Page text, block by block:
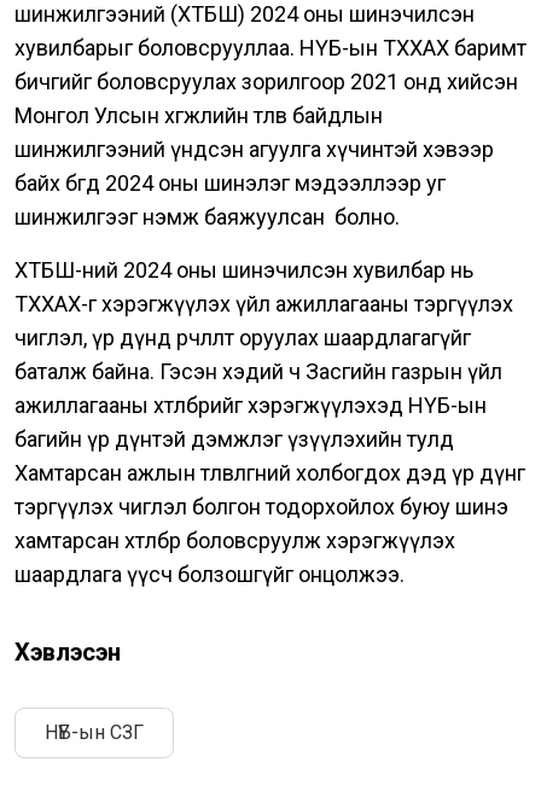
шинжилгээний (ХТБШ) 2024 оны шинэчилсэн
хувилбарыг боловсрууллаа. НҮБ-ын ТХХАХ баримт
бичгийг боловсруулах зорилгоор 2021 онд хийсэн
Монгол Улсын хөгжлийн төлөв байдлын
шинжилгээний үндсэн агуулга хүчинтэй хэвээр
байх бөгөөд 2024 оны шинэлэг мэдээллээр уг
шинжилгээг нэмж баяжуулсан болно.
ХТБШ-ний 2024 оны шинэчилсэн хувилбар нь
ТХХАХ-г хэрэгжүүлэх үйл ажиллагааны тэргүүлэх
чиглэл, үр дүнд өөрчлөлт оруулах шаардлагагүйг
баталж байна. Гэсэн хэдий ч Засгийн газрын үйл
ажиллагааны хөтөлбөрийг хэрэгжүүлэхэд НҮБ-ын
багийн үр дүнтэй дэмжлэг үзүүлэхийн тулд
Хамтарсан ажлын төлөвлөгөөний холбогдох дэд үр дүнг
тэргүүлэх чиглэл болгон тодорхойлох буюу шинэ
хамтарсан хөтөлбөр боловсруулж хэрэгжүүлэх
шаардлага үүсч болзошгүйг онцолжээ.
Хэвлэсэн
НҮБ-ын СЗГ